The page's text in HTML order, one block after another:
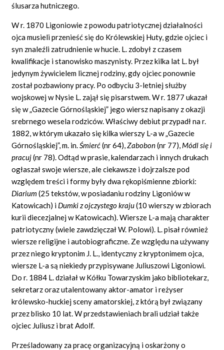
ślusarza hutniczego.
W r. 1870 Ligoniowie z powodu patriotycznej działalności
ojca musieli przenieść się do Królewskiej Huty, gdzie ojciec i
syn znaleźli zatrudnienie w hucie. L. zdobył z czasem
kwalifikacje i stanowisko maszynisty. Przez kilka lat L. był
jedynym żywicielem licznej rodziny, gdy ojciec ponownie
został pozbawiony pracy. Po odbyciu 3-letniej służby
wojskowej w Nysie L. zajął się pisarstwem. W r. 1877 ukazał
się w „Gazecie Górnośląskiej” jego wiersz napisany z okazji
srebrnego wesela rodziców. Właściwy debiut przypadł na r.
1882, w którym ukazało się kilka wierszy L-a w „Gazecie
Górnośląskiej”, m. in.Śmierć(nr 64),Zabobon(nr 77), Módlsięi
pracuj(nr 78). Odtąd w prasie, kalendarzach i innych drukach
ogłaszał swoje wiersze, ale ciekawsze i dojrzalsze pod
względem treści i formy były dwa rękopiśmienne zbiorki:
Diarium(25 tekstów, w posiadaniu rodziny Ligoniów w
Katowicach) i Dumki z ojczystego kraju(10 wierszy w zbiorach
kurii diecezjalnej w Katowicach). Wiersze L-a mają charakter
patriotyczny (wiele zawdzięczał W. Polowi). L. pisał również
wiersze religijne i autobiograficzne. Ze względu na używany
przez niego kryptonim J. L., identyczny z kryptonimem ojca,
wiersze L-a są niekiedy przypisywane Juliuszowi Ligoniowi.
Do r. 1884 L. działał w Kółku Towarzyskim jako bibliotekarz,
sekretarz oraz utalentowany aktor-amator i reżyser
królewsko-huckiej sceny amatorskiej, z którą był związany
przez blisko 10 lat. W przedstawieniach brali udział także
ojciec Juliusz i brat Adolf.
Prześladowany za pracę organizacyjną i oskarżony o